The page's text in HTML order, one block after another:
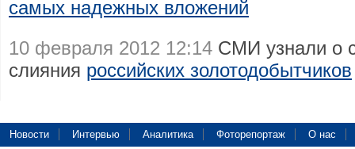
самых надежных вложений
10 февраля 2012 12:14 СМИ узнали о
слияния российских золотодобытчиков
Новости Интервью Аналитика Фоторепортаж О нас